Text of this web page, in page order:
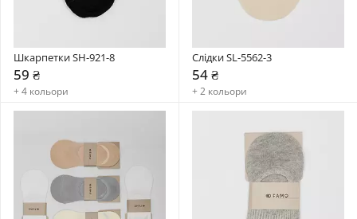
Шкарпетки SH-921-8
59 ₴
+ 4 кольори
Слідки SL-5562-3
54 ₴
+ 2 кольори